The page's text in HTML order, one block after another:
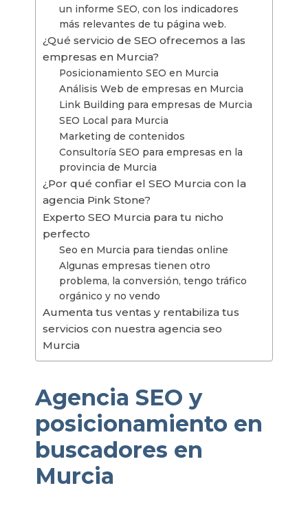
un informe SEO, con los indicadores
más relevantes de tu página web.
¿Qué servicio de SEO ofrecemos a las
empresas en Murcia?
Posicionamiento SEO en Murcia
Análisis Web de empresas en Murcia
Link Building para empresas de Murcia
SEO Local para Murcia
Marketing de contenidos
Consultoría SEO para empresas en la
provincia de Murcia
¿Por qué confiar el SEO Murcia con la
agencia Pink Stone?
Experto SEO Murcia para tu nicho
perfecto
Seo en Murcia para tiendas online
Algunas empresas tienen otro
problema, la conversión, tengo tráfico
orgánico y no vendo
Aumenta tus ventas y rentabiliza tus
servicios con nuestra agencia seo
Murcia
Agencia SEO y
posicionamiento en
buscadores en
Murcia